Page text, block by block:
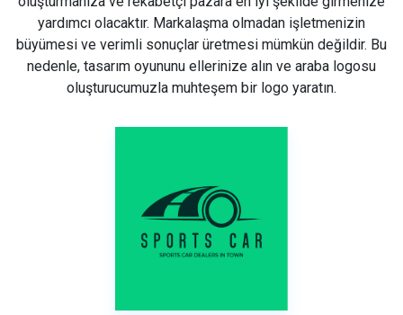
yardımcı olacaktır. Markalaşma olmadan işletmenizin
büyümesi ve verimli sonuçlar üretmesi mümkün değildir. Bu
nedenle, tasarım oyununu ellerinize alın ve araba logosu
oluşturucumuzla muhteşem bir logo yaratın.